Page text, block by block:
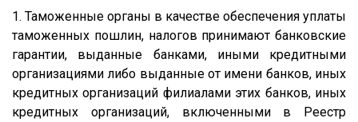
1. Таможенные органы в качестве обеспечения уплаты
таможенных пошлин, налогов принимают банковские
гарантии, выданные банками, иными кредитными
организациями либо выданные от имени банков, иных
кредитных организаций филиалами этих банков, иных
кредитных организаций, включенными в Реестр